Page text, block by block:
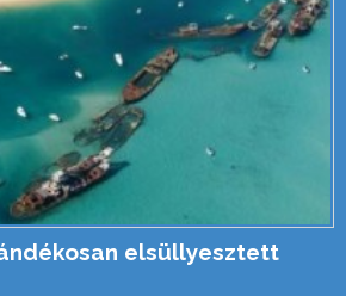
elsüllyesztett